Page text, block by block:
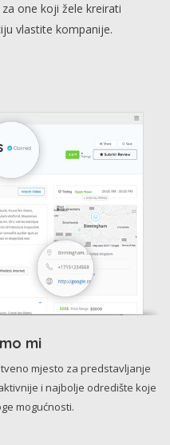
one koji žele kreirati
vlastite kompanije.
mi
mjesto za predstavljanje
i najbolje odredište koje
mogućnosti.